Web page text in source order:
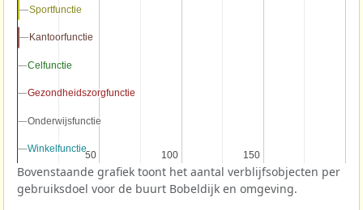
50
50 100
100 150
150
Sportfunctie
Sportfunctie
Kantoorfunctie
Kantoorfunctie
Celfunctie
Celfunctie
Gezondheidszorgfunctie
Gezondheidszorgfunctie
Onderwijsfunctie
Onderwijsfunctie
Winkelfunctie
Winkelfunctie
Bovenstaande grafiek toont het aantal verblijfsobjecten per
gebruiksdoel voor de buurt Bobeldijk en omgeving.